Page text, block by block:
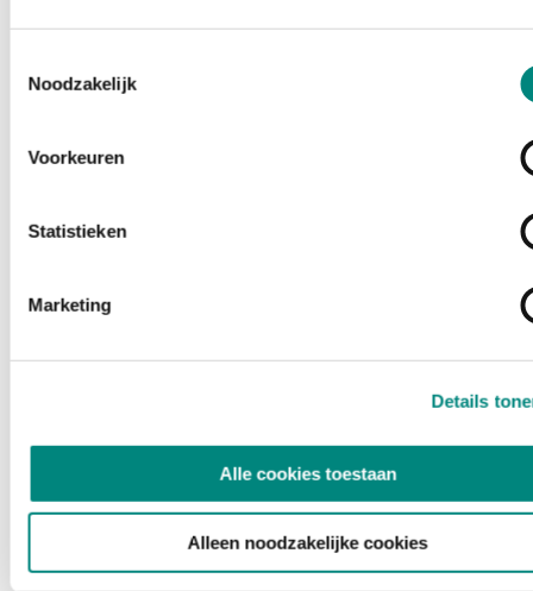
Noodzakelijk
Voorkeuren
Statistieken
Marketing
Details
Alle cookies toestaan
Alleen noodzakelijke cookies